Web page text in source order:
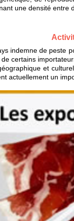
une densité
indemne de peste
certains
et
actuellement un